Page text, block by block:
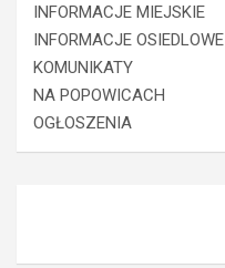
INFORMACJE MIEJSKIE
INFORMACJE OSIEDLOWE
KOMUNIKATY
NA POPOWICACH
OGŁOSZENIA